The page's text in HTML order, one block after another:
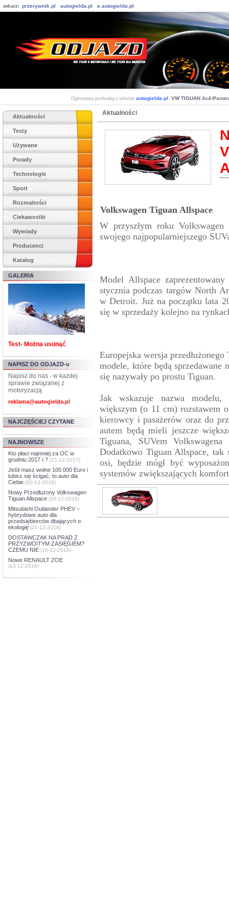
zobacz: przerywnik.pl autogielda.pl e.autogielda.pl
Ogłoszenia pochodzą z serwisu autogielda.pl: VW TIGUAN 4x4-
Aktualności
Testy
Używane
Porady
Technologie
Sport
Rozmaitości
Ciekawostki
Wywiady
Producenci
Katalog
GALERIA
Test- Można usunąć
NAPISZ DO ODJAZD-u
Napisz do nas - w każdej
sprawie związanej z
motoryzacją
reklama@autogielda.pl
NAJCZĘŚCIEJ CZYTANE
NAJNOWSZE
Kto płaci najmniej za OC w
grudniu 2017 r.? (21-12-2017)
Jeśli masz wolne 100.000 Euro i
lubisz się ścigać, to auto dla
Ciebie (20-12-2016)
Nowy Przedłużony Volkswagen
Tiguan Allspace (20-12-2016)
Mitsubishi Outlander PHEV –
hybrydowe auto dla
przedsiębiorców dbających o
ekologię (20-12-2016)
DOSTAWCZAK NA PRĄD Z
PRZYZWOITYM ZASIĘGIEM?
CZEMU NIE (16-12-2016)
Nowe RENAULT ZOE
(13-12-2016)
Aktualności
Volkswagen Tiguan Allspace
W przyszłym roku
swojego najpopularniejszego
Model Allspace
stycznia podczas targów North
w Detroit. Już na początku lata
się w sprzedaży kolejno na
Europejska wersja
modele, które będą sprzedawane
się nazywały po prostu Tiguan.
Jak wskazuje nazwa modelu,
większym (o 11 cm) rozstawem
kierowcy i pasażerów oraz do
autem będą mieli jeszcze
Tiguana, SUVem
Dodatkowo Tiguan Allspace, tak
osi, będzie mógł być
systemów zwiększających